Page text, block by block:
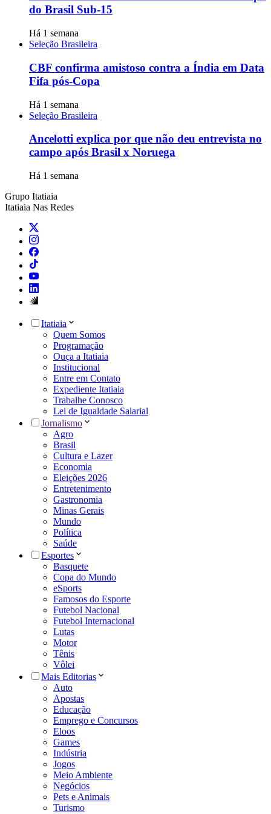
do Brasil Sub-15
Há 1 semana
Seleção Brasileira
CBF confirma amistoso contra a Índia em Data
Fifa pós-Copa
Há 1 semana
Seleção Brasileira
Ancelotti explica por que não deu entrevista no
campo após Brasil x Noruega
Há 1 semana
Grupo Itatiaia
Itatiaia Nas Redes
Itatiaia
Quem Somos
Programação
Ouça a Itatiaia
Institucional
Entre em Contato
Expediente Itatiaia
Trabalhe Conosco
Lei de Igualdade Salarial
Jornalismo
Agro
Brasil
Cultura e Lazer
Economia
Eleições 2026
Entretenimento
Gastronomia
Minas Gerais
Mundo
Política
Saúde
Esportes
Basquete
Copa do Mundo
eSports
Famosos do Esporte
Futebol Nacional
Futebol Internacional
Lutas
Motor
Tênis
Vôlei
Mais Editorias
Auto
Apostas
Educação
Emprego e Concursos
Eloos
Games
Indústria
Jogos
Meio Ambiente
Negócios
Pets e Animais
Turismo